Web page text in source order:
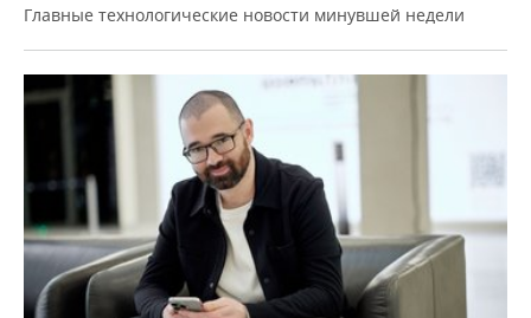
Главные технологические новости минувшей недели